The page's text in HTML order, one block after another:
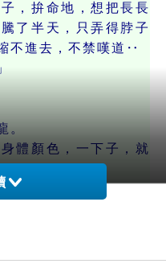
拚命地，想把長長
了半天，只弄得脖子
不進去，不禁嘆道‥
。
顏色，一下子，就
他。
麼變色隱身吧！」